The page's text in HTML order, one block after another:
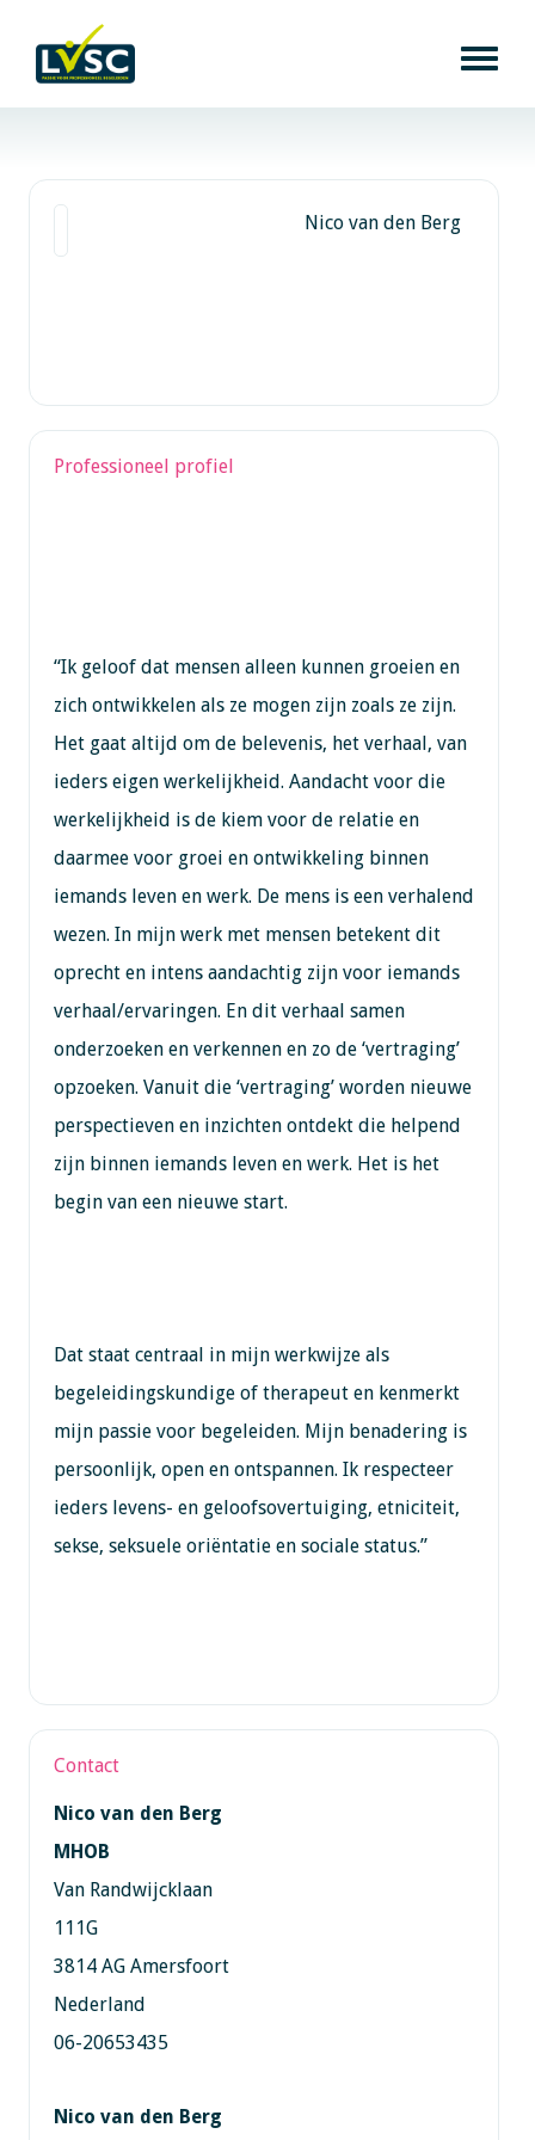
Nico van den Berg
Professioneel profiel
“Ik geloof dat mensen alleen kunnen groeien en
zich ontwikkelen als ze mogen zijn zoals ze zijn.
Het gaat altijd om de belevenis, het verhaal, van
ieders eigen werkelijkheid. Aandacht voor die
werkelijkheid is de kiem voor de relatie en
daarmee voor groei en ontwikkeling binnen
iemands leven en werk. De mens is een verhalend
wezen. In mijn werk met mensen betekent dit
oprecht en intens aandachtig zijn voor iemands
verhaal/ervaringen. En dit verhaal samen
onderzoeken en verkennen en zo de ‘vertraging’
opzoeken. Vanuit die ‘vertraging’ worden nieuwe
perspectieven en inzichten ontdekt die helpend
zijn binnen iemands leven en werk. Het is het
begin van een nieuwe start.
Dat staat centraal in mijn werkwijze als
begeleidingskundige of therapeut en kenmerkt
mijn passie voor begeleiden. Mijn benadering is
persoonlijk, open en ontspannen. Ik respecteer
ieders levens- en geloofsovertuiging, etniciteit,
sekse, seksuele oriëntatie en sociale status.”
Contact
Nico van den Berg
MHOB
Van Randwijcklaan
111G
3814 AG Amersfoort
Nederland
06-20653435
Nico van den Berg